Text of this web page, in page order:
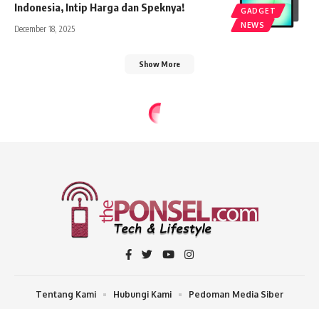
GADGET
NEWS
Indonesia, Intip Harga dan Speknya!
December 18, 2025
Show More
Tentang Kami Hubungi Kami Pedoman Media Siber